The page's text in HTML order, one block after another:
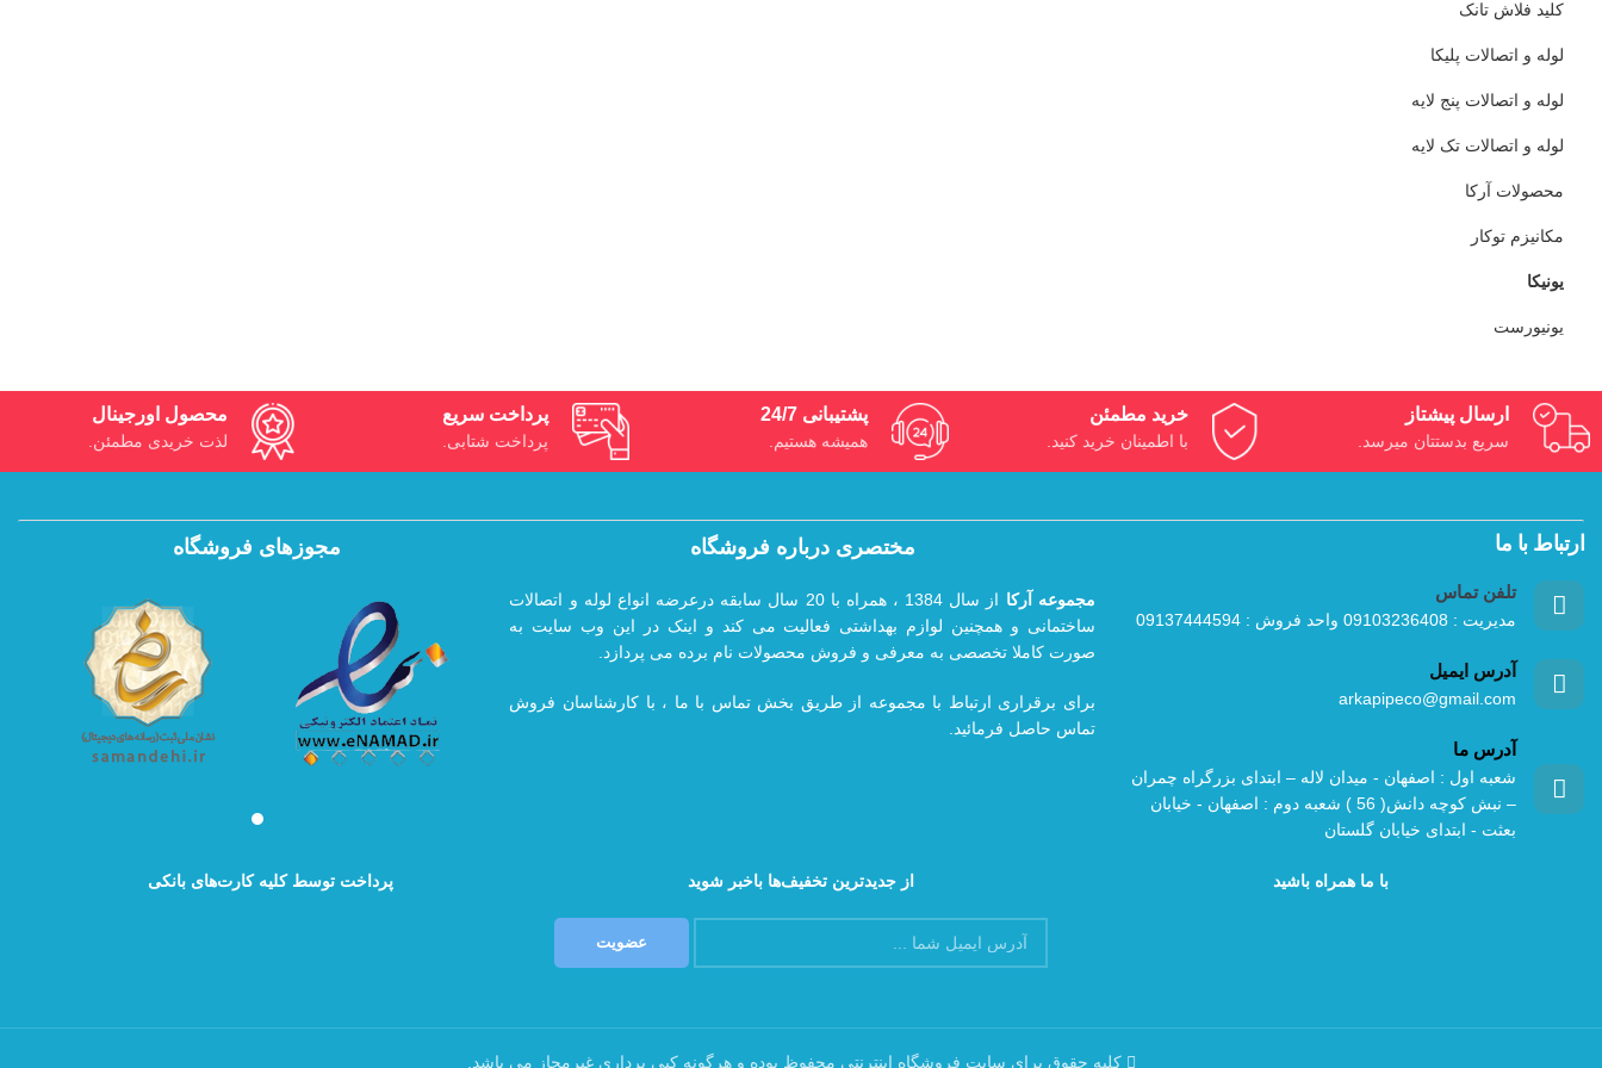
کلید فلاش تانک
لوله و اتصالات پلیکا
لوله و اتصالات پنج لایه
لوله و اتصالات تک لایه
محصولات آرکا
مکانیزم توکار
یونیکا
یونیورست
ارسال پیشتاز
سریع بدستتان میرسد.
خرید مطمئن
با اطمینان خرید کنید.
پشتیبانی 24/7
همیشه هستیم.
پرداخت سریع
پرداخت شتابی.
محصول اورجینال
لذت خریدی مطمئن.
ارتباط با ما
تلفن تماس
مدیریت : 09103236408 واحد فروش : 09137444594
آدرس ایمیل
arkapipeco@gmail.com
آدرس ما
شعبه اول : اصفهان - میدان لاله – ابتدای بزرگراه چمران
– نبش کوچه دانش( 56 ) شعبه دوم : اصفهان - خیابان
بعثت - ابتدای خیابان گلستان
مختصری درباره فروشگاه
مجموعه آرکا از سال 1384 ، همراه با 20
سال سابقه درعرضه انواع لوله و اتصالات
ساختمانی و همچنین لوازم بهداشتی فعالیت می کند و اینک در این وب سایت به
صورت کاملا تخصصی به معرفی و فروش محصولات نام برده می پردازد.
برای برقراری ارتباط با مجموعه از طریق بخش تماس با ما ، با کارشناسان فروش
تماس حاصل فرمائید.
مجوزهای فروشگاه
با ما همراه باشید از جدیدترین تخفیف‌ها باخبر شوید پرداخت توسط کلیه کارت‌های بانکی
کلیه حقوق برای سایت فروشگاه اینترنتی محفوظ بوده و هرگونه کپی برداری غیرمجاز می باشد.